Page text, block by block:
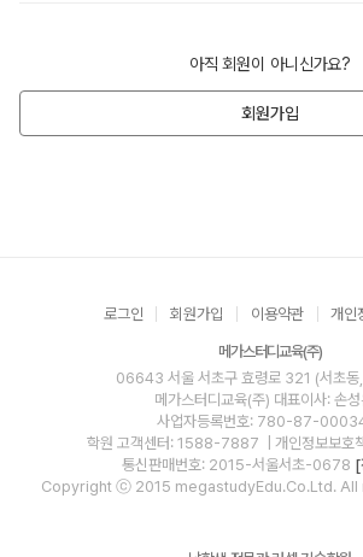
아직 회원이 아니신가요?
회원가입
로그인 회원가입 이용약관 개인
메가스터디교육(주)
06643 서울 서초구 효령로 321 (서초동
메가스터디교육(주) 대표이사: 손성
사업자등록번호: 780-87-
학원 고객센터: 1588-7887
| 개인정보보호
통신판매번호: 2015-서울서초-0678 [
Copyright ⓒ 2015 megastudyEdu.Co.Ltd.